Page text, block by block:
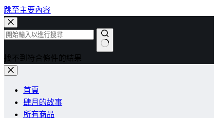
跳至主要內容
找不到符合條件的結果
首頁
肆月的故事
所有商品